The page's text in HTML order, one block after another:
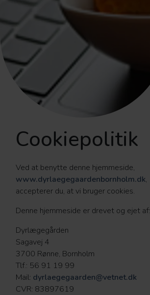
Cookiepolitik
Ved at benytte denne hjemmeside,
www.dyrlaegegaardenbornholm.dk,
accepterer du, at vi bruger cookies.
Denne hjemmeside er drevet og ejet af:
Dyrlægegården
Sagavej 4
3700 Rønne, Bornholm
Tlf.: 56 91 19 99
Mail: dyrlaegegaarden@vetnet.dk
CVR: 83897619